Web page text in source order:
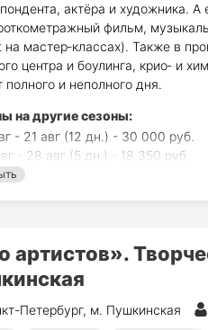
актёра и художника.
фильм,
на мастер‑классах). Также в
центра и боулинга, крио‑ и
полного и неполного дня.
на другие сезоны:
- 21 авг (12 дн.) - 30 000 руб.
- 28 авг (5 дн.) - 18 350 руб.
артистов».
Петербург, м. Пушкинская